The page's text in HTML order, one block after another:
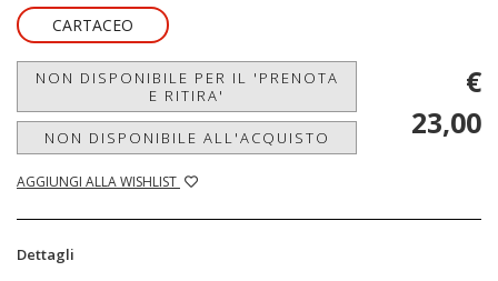
CARTACEO
NON DISPONIBILE PER IL 'PRENOTA
E RITIRA'
NON DISPONIBILE ALL'ACQUISTO
AGGIUNGI ALLA WISHLIST
€
23,00
Dettagli